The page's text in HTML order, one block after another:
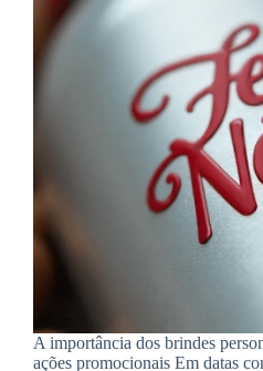
A importância dos brindes
ações promocionais Em datas